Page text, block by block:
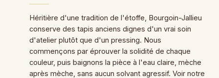
Héritière d'une tradition de l'étoffe, Bourgoin-Jallieu
conserve des tapis anciens dignes d'un vrai soin
d'atelier plutôt que d'un pressing. Nous
commençons par éprouver la solidité de chaque
couleur, puis baignons la pièce à l'eau claire, mèche
après mèche, sans aucun solvant agressif. Voir notre